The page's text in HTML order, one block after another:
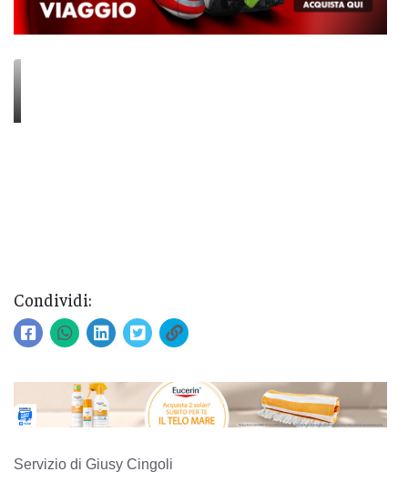
Condividi:
Servizio di Giusy Cingoli